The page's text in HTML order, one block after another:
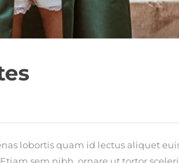
lobortis quam id lectus aliquet
sem nibh, ornare ut tortor